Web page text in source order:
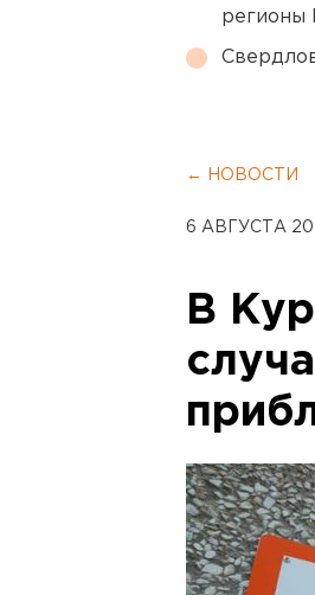
регионы
← НОВОСТИ
6 АВГУСТА
В